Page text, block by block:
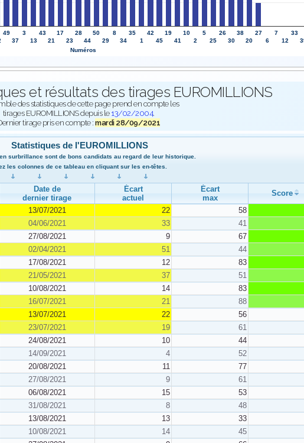
49
37
3
13
43
21
17
23
28
44
50
29
8
34
35
1
42
45
19
41
10
2
5
25
26
30
38
20
27
6
7
12
33
Numéros
et résultats des tirages EUROMILLIONS
des statistiques de cette page prend en compte les
tirages EUROMILLIONS depuis le 13/02/2004.
tirage pris en compte :mardi 28/09/2021
Statistiques de l'EUROMILLIONS
surbrillance sont de bons candidats au regard de leur historique.
les colonnes de ce tableau en cliquant sur les en-têtes.
Date de
dernier tirage
Écart
actuel
Écart
max
Score
13/07/2021 22 58
04/06/2021 33 41
27/08/2021 9 67
02/04/2021 51 44
17/08/2021 12 83
21/05/2021 37 51
10/08/2021 14 83
16/07/2021 21 88
13/07/2021 22 56
23/07/2021 19 61
24/08/2021 10 44
14/09/2021 4 52
20/08/2021 11 77
27/08/2021 9 61
06/08/2021 15 53
31/08/2021 8 48
13/08/2021 13 33
10/08/2021 14 45